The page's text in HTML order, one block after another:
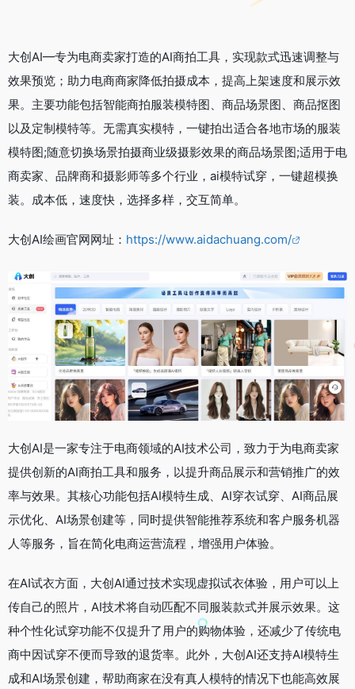
大创AI—专为电商卖家打造的AI商拍工具，实现款式迅速调整与
效果预览；助力电商商家降低拍摄成本，提高上架速度和展示效
果。主要功能包括智能商拍服装模特图、商品场景图、商品抠图
以及定制模特等。无需真实模特，一键拍出适合各地市场的服装
模特图;随意切换场景拍摄商业级摄影效果的商品场景图;适用于电
商卖家、品牌商和摄影师等多个行业，ai模特试穿，一键超模换
装。成本低，速度快，选择多样，交互简单。
大创AI绘画官网网址： https://www.aidachuang.com/
大创AI是一家专注于电商领域的AI技术公司，致力于为电商卖家
提供创新的AI商拍工具和服务，以提升商品展示和营销推广的效
率与效果。其核心功能包括AI模特生成、AI穿衣试穿、AI商品展
示优化、AI场景创建等，同时提供智能推荐系统和客户服务机器
人等服务，旨在简化电商运营流程，增强用户体验。
在AI试衣方面，大创AI通过技术实现虚拟试衣体验，用户可以上
传自己的照片，AI技术将自动匹配不同服装款式并展示效果。这
种个性化试穿功能不仅提升了用户的购物体验，还减少了传统电
商中因试穿不便而导致的退货率。此外，大创AI还支持AI模特生
成和AI场景创建，帮助商家在没有真人模特的情况下也能高效展